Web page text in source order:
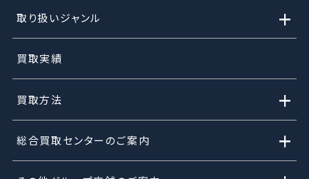
取り扱いジャンル +
買取実績
買取方法 +
総合買取センターのご案内 +